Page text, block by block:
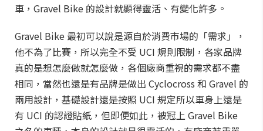
車，Gravel Bike 的設計就顯得靈活、有變化許多。
Gravel Bike 最初可以說是源自於消費市場的「需求」，
他不為了比賽，所以完全不受 UCI 規則限制，各家品牌
真的是想怎麼做就怎麼做，各個廠商重視的需求都不盡
相同，當然也還是有品牌是做出 Cyclocross 和 Gravel 的
兩用設計，基礎設計還是按照 UCI 規定所以車身上還是
有 UCI 的認證貼紙，但即便如此，被冠上 Gravel Bike